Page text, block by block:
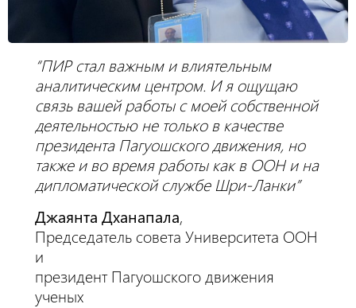
“ПИР стал важным и влиятельным
аналитическим центром. И я ощущаю
связь вашей работы с моей собственной
деятельностью не только в качестве
президента Пагуошского движения, но
также и во время работы как в ООН и на
дипломатической службе Шри-Ланки”
Джаянта Дханапала,
Председатель совета Университета ООН
и
президент Пагуошского движения
ученых